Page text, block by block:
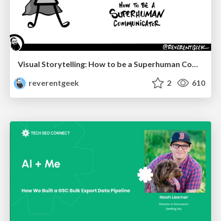
reverentgeek
2 610